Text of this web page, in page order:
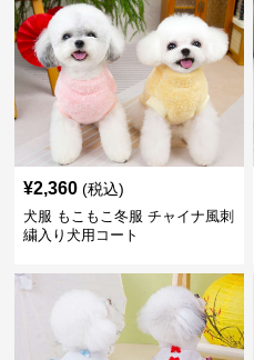
¥2,360 (税込)
犬服 もこもこ冬服 チャイナ風刺
繍入り犬用コート